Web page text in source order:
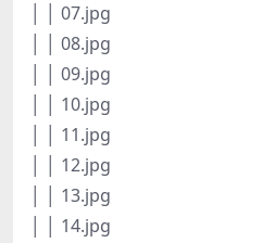
│ │ 07.jpg
│ │ 08.jpg
│ │ 09.jpg
│ │ 10.jpg
│ │ 11.jpg
│ │ 12.jpg
│ │ 13.jpg
│ │ 14.jpg